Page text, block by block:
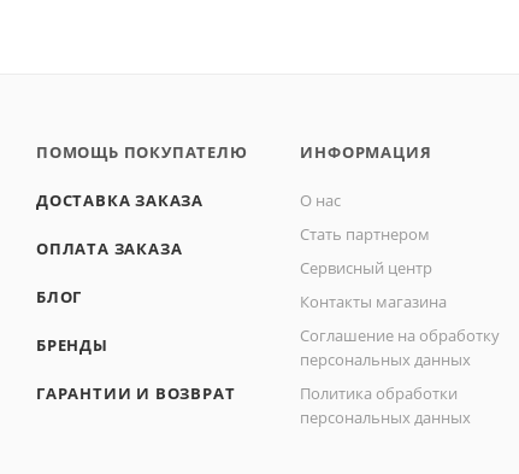
ПОМОЩЬ ПОКУПАТЕЛЮ
ДОСТАВКА ЗАКАЗА
ОПЛАТА ЗАКАЗА
БЛОГ
БРЕНДЫ
ГАРАНТИИ И ВОЗВРАТ
ИНФОРМАЦИЯ
О нас
Стать партнером
Сервисный центр
Контакты магазина
Соглашение на обработку
персональных данных
Политика обработки
персональных данных